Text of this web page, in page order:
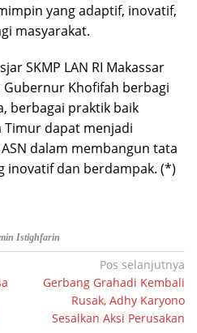
yang adaptif, inovatif,
masyarakat.
SKMP LAN RI Makassar
Khofifah berbagi
berbagai praktik baik
Timur dapat menjadi
dalam membangun tata
inovatif dan berdampak. (*)
Istighfarin
Pos selanjutnya
Gerbang Grahadi Kembali
Rusak, Adhy Karyono
Sesalkan Aksi Perusakan